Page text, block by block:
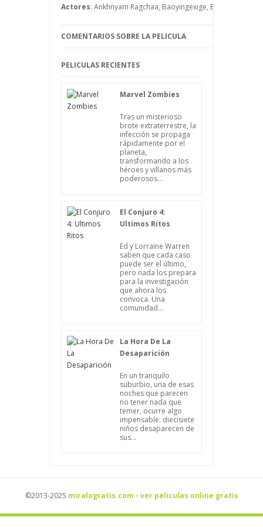
Actores: Ankhnyam Ragchaa, Baoyingexige, Basen Zhabu,
COMENTARIOS SOBRE LA PELICULA
PELICULAS RECIENTES
Marvel Zombies
Tras un misterioso
brote extraterrestre, la
infección se propaga
rápidamente por el
planeta,
transformando a los
héroes y villanos más
poderosos...
El Conjuro 4:
Ultimos Ritos
Ed y Lorraine Warren
saben que cada caso
puede ser el último,
pero nada los prepara
para la investigación
que ahora los
convoca. Una
comunidad...
La Hora De La
Desaparición
En un tranquilo
suburbio, una de esas
noches que parecen
no tener nada que
temer, ocurre algo
impensable: diecisiete
niños desaparecen de
sus...
©2013-2025 miralogratis.com - ver peliculas online gratis